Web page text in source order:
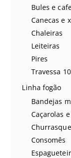
Bules e
Canecas e
Chaleiras
Leiteiras
Pires
Travessa 10
Linha fogão
Bandejas
Caçarolas
Consomês